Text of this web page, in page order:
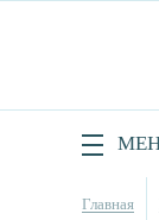
Поиск
Главная